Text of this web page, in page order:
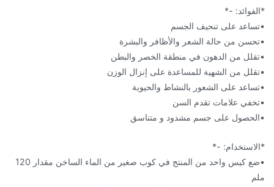
*الفوائد: -*
•تساعد على تنحيف الجسم
•تحسن من حالة الشعر والأظافر والبشرة
•تقلل من الدهون في منطقة الخصر والبطن
•تقلل من الشهية للمساعدة على إنزال الوزن
•تساعد على الشعور بالنشاط والحيوية
•تخفي علامات تقدم السن
•الحصول على جسم مشدود و متناسق
*الاستخدام: -*
•ضع كيس واحد من المنتج في كوب صغير من الماء الساخن مقدار 120
ملم